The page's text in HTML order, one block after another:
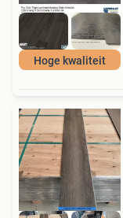
Hoge kwaliteit